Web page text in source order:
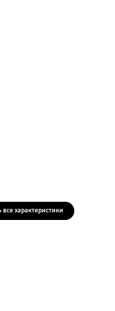
все характеристики